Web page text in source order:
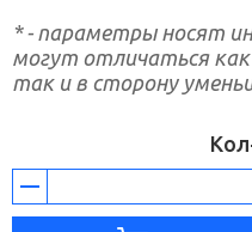
* - параметры носят
могут отличаться как
так и в сторону